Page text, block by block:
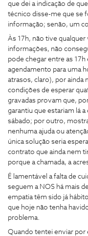
que dei a indicação de
técnico disse-me que se
informação; senão, um
Às 17h, não tive
informações, não
pode chegar entre as
agendamento para uma
atrasos, claro), por ainda
condições de esperar
gravadas provam que,
garantiu que estariam lá
sábado; por outro,
nenhuma ajuda ou
única solução seria
contrato que ainda nem
porque a chamada, a
É lamentável a falta de
seguem a NOS há mais
empatia têm sido já
que hoje não tenha
problema.
Quando tentei enviar por